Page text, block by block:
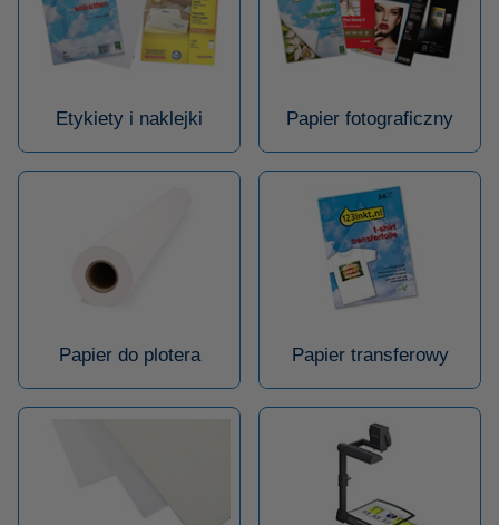
Etykiety i naklejki Papier fotograficzny
Papier do plotera Papier transferowy